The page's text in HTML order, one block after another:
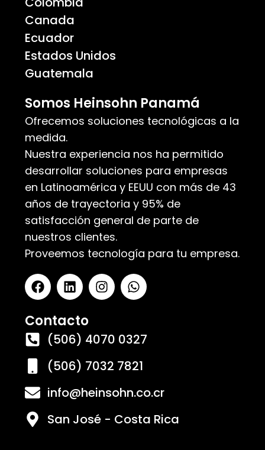
Canada
Ecuador
Estados Unidos
Guatemala
Somos Heinsohn Panamá
Ofrecemos soluciones tecnológicas a la
medida.
Nuestra experiencia nos ha permitido
desarrollar soluciones para empresas
en Latinoamérica y EEUU con más de 43
años de trayectoria y 95% de
satisfacción general de parte de
nuestros clientes.
Proveemos tecnología para tu empresa.
Contacto
(506) 4070 0327
(506) 7032 7821
info@heinsohn.co.cr
San José - Costa Rica